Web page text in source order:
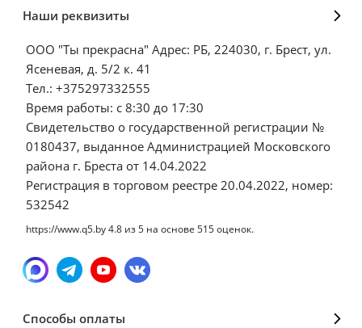
Наши реквизиты
ООО "Ты прекрасна" Адрес: РБ, 224030, г. Брест, ул.
Ясеневая, д. 5/2 к. 41
Тел.: +375297332555
Время работы: с 8:30 до 17:30
Свидетельство о государственной регистрации №
0180437, выданное Администрацией Московского
района г. Бреста от 14.04.2022
Регистрация в торговом реестре 20.04.2022, номер:
532542
https://www.q5.by4.8 из5 на основе 515оценок.
Способы оплаты